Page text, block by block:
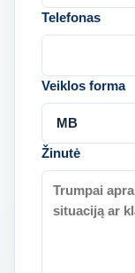
Telefonas
Veiklos forma
Žinutė